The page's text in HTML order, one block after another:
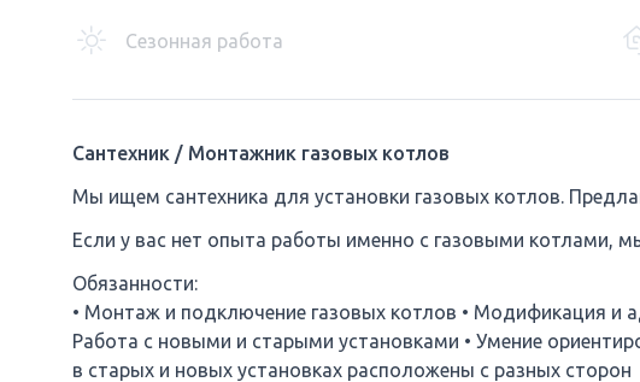
Сезонная работа
Сантехник / Монтажник газовых котлов
Мы ищем сантехника для установки газовых котлов.
Если у вас нет опыта работы именно с газовыми котлами,
Обязанности:
• Монтаж и подключение газовых котлов • Модификация и
Работа с новыми и старыми установками • Умение
в старых и новых установках расположены с разных сторон